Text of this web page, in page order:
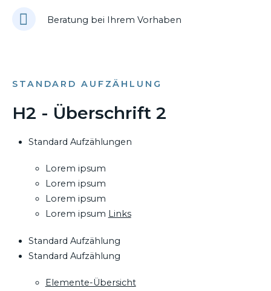
Beratung bei Ihrem Vorhaben
STANDARD AUFZÄHLUNG
H2 - Überschrift 2
Standard Aufzählungen
Lorem ipsum
Lorem ipsum
Lorem ipsum
Lorem ipsum Links
Standard Aufzählung
Standard Aufzählung
Elemente-Übersicht